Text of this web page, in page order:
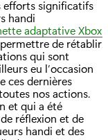
efforts significatifs
handi
adaptative Xbox
de rétablir
qui sont
eu l’occasion
ces dernières
nos actions.
et qui a été
réflexion et de
handi et des